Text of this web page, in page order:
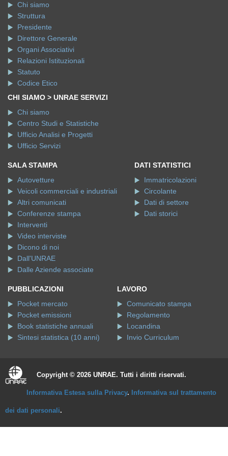
Chi siamo
Struttura
Presidente
Direttore Generale
Organi Associativi
Relazioni Istituzionali
Statuto
Codice Etico
CHI SIAMO > UNRAE SERVIZI
Chi siamo
Centro Studi e Statistiche
Ufficio Analisi e Progetti
Ufficio Servizi
SALA STAMPA
Autovetture
Veicoli commerciali e industriali
Altri comunicati
Conferenze stampa
Interventi
Video interviste
Dicono di noi
Dall'UNRAE
Dalle Aziende associate
DATI STATISTICI
Immatricolazioni
Circolante
Dati di settore
Dati storici
PUBBLICAZIONI
Pocket mercato
Pocket emissioni
Book statistiche annuali
Sintesi statistica (10 anni)
LAVORO
Comunicato stampa
Regolamento
Locandina
Invio Curriculum
Copyright © 2026 UNRAE. Tutti i diritti riservati.
Informativa Estesa sulla Privacy. Informativa sul trattamento
dei dati personali.